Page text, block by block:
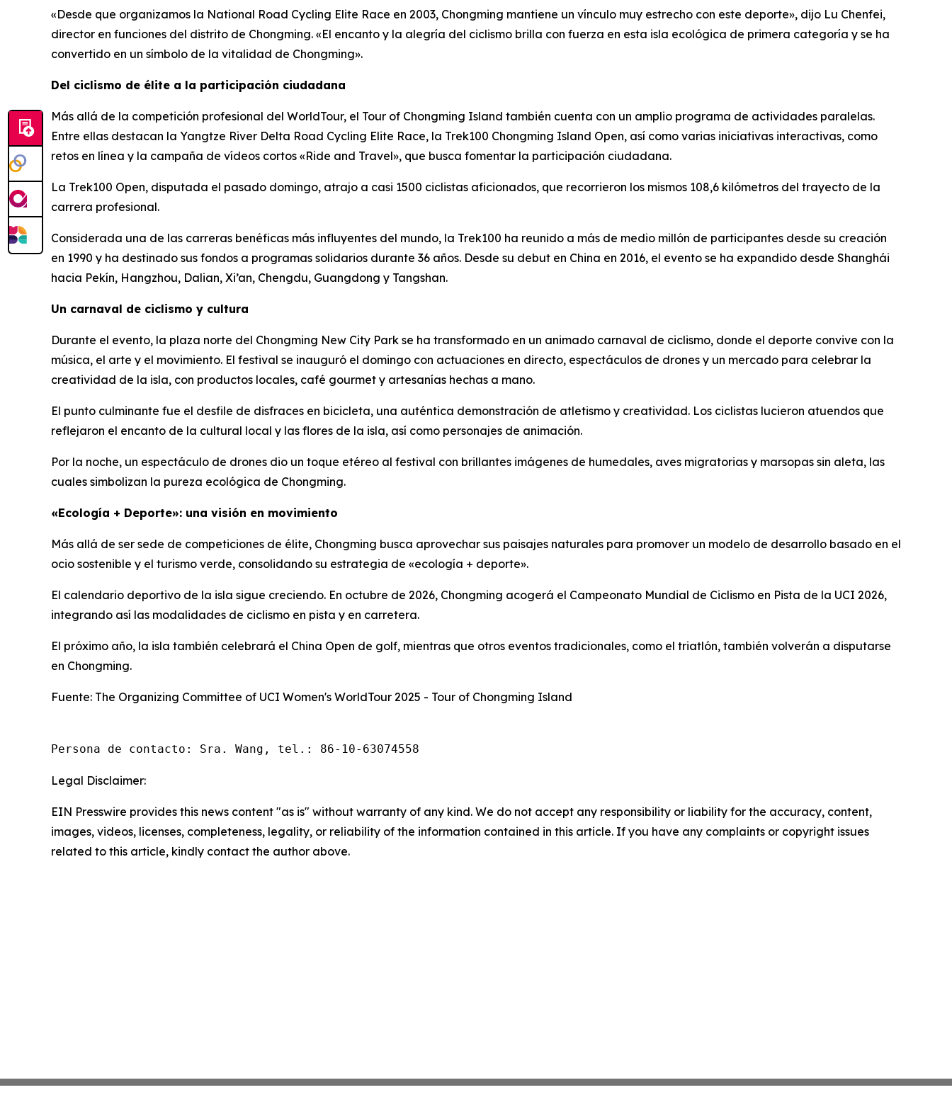
«Desde que organizamos la National Road Cycling Elite Race en 2003, Chongming mantiene un vínculo muy estrecho con este deporte», dijo Lu Chenfei,
director en funciones del distrito de Chongming. «El encanto y la alegría del ciclismo brilla con fuerza en esta isla ecológica de primera categoría y se ha
convertido en un símbolo de la vitalidad de Chongming».
Del ciclismo de élite a la participación ciudadana
Más allá de la competición profesional del WorldTour, el Tour of Chongming Island también cuenta con un amplio programa de actividades paralelas.
Entre ellas destacan la Yangtze River Delta Road Cycling Elite Race, la Trek100 Chongming Island Open, así como varias iniciativas interactivas, como
retos en línea y la campaña de vídeos cortos «Ride and Travel», que busca fomentar la participación ciudadana.
La Trek100 Open, disputada el pasado domingo, atrajo a casi 1500 ciclistas aficionados, que recorrieron los mismos 108,6 kilómetros del trayecto de la
carrera profesional.
Considerada una de las carreras benéficas más influyentes del mundo, la Trek100 ha reunido a más de medio millón de participantes desde su creación
en 1990 y ha destinado sus fondos a programas solidarios durante 36 años. Desde su debut en China en 2016, el evento se ha expandido desde Shanghái
hacia Pekín, Hangzhou, Dalian, Xi’an, Chengdu, Guangdong y Tangshan.
Un carnaval de ciclismo y cultura
Durante el evento, la plaza norte del Chongming New City Park se ha transformado en un animado carnaval de ciclismo, donde el deporte convive con la
música, el arte y el movimiento. El festival se inauguró el domingo con actuaciones en directo, espectáculos de drones y un mercado para celebrar la
creatividad de la isla, con productos locales, café gourmet y artesanías hechas a mano.
El punto culminante fue el desfile de disfraces en bicicleta, una auténtica demonstración de atletismo y creatividad. Los ciclistas lucieron atuendos que
reflejaron el encanto de la cultural local y las flores de la isla, así como personajes de animación.
Por la noche, un espectáculo de drones dio un toque etéreo al festival con brillantes imágenes de humedales, aves migratorias y marsopas sin aleta, las
cuales simbolizan la pureza ecológica de Chongming.
«Ecología + Deporte»: una visión en movimiento
Más allá de ser sede de competiciones de élite, Chongming busca aprovechar sus paisajes naturales para promover un modelo de desarrollo basado en el
ocio sostenible y el turismo verde, consolidando su estrategia de «ecología + deporte».
El calendario deportivo de la isla sigue creciendo. En octubre de 2026, Chongming acogerá el Campeonato Mundial de Ciclismo en Pista de la UCI 2026,
integrando así las modalidades de ciclismo en pista y en carretera.
El próximo año, la isla también celebrará el China Open de golf, mientras que otros eventos tradicionales, como el triatlón, también volverán a disputarse
en Chongming.
Fuente: The Organizing Committee of UCI Women's WorldTour 2025 - Tour of Chongming Island
Persona de contacto: Sra. Wang, tel.: 86-10-63074558
Legal Disclaimer:
EIN Presswire provides this news content "as is" without warranty of any kind. We do not accept any responsibility or liability for the accuracy, content,
images, videos, licenses, completeness, legality, or reliability of the information contained in this article. If you have any complaints or copyright issues
related to this article, kindly contact the author above.